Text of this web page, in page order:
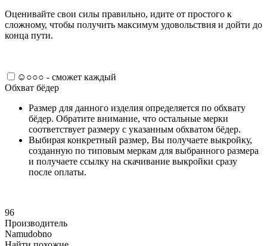
Оценивайте свои силы правильно, идите от простого к
сложному, чтобы получить максимум удовольствия и дойти до
конца пути.
☺○○○ - сможет каждый
Обхват бёдер
Размер для данного изделия определяется по обхвату
бёдер. Обратите внимание, что остальные мерки
соответствует размеру с указанным обхватом бёдер.
Выбирая конкретный размер, Вы получаете выкройку,
созданную по типовым меркам для выбранного размера
и получаете ссылку на скачивание выкройки сразу
после оплаты.
96
Производитель
Namudobno